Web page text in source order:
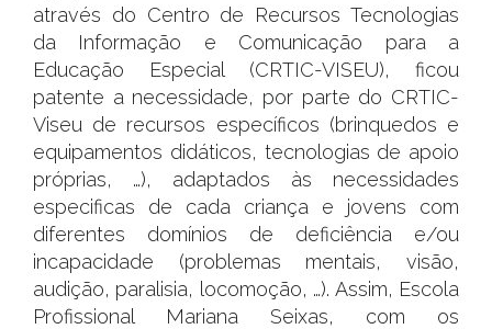
através do Centro de Recursos Tecnologias
da Informação e Comunicação para a
Educação Especial (CRTIC-VISEU), ficou
patente a necessidade, por parte do CRTIC-
Viseu de recursos específicos (brinquedos e
equipamentos didáticos, tecnologias de apoio
próprias, …), adaptados às necessidades
especificas de cada criança e jovens com
diferentes domínios de deficiência e/ou
incapacidade (problemas mentais, visão,
audição, paralisia, locomoção, …). Assim, Escola
Profissional Mariana Seixas, com os